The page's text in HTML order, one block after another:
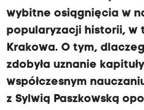
wybitne osiągnięcia w
popularyzacji historii, w
Krakowa. O tym,
zdobyła uznanie
współczesnym
z Sylwią Paszkowską